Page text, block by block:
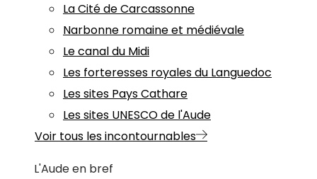
La Cité de Carcassonne
Narbonne romaine et médiévale
Le canal du Midi
Les forteresses royales du Languedoc
Les sites Pays Cathare
Les sites UNESCO de l'Aude
Voir tous les incontournables
L'Aude en bref